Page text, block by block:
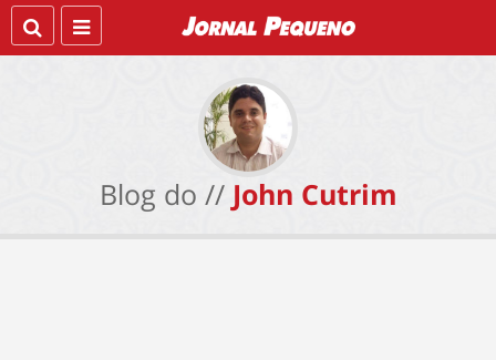
Blog do // John Cutrim